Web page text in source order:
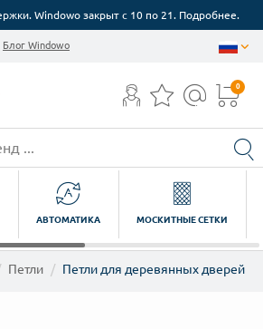
Windowo закрыт с 10 по 21. Подробнее.
Блог Windowo
0
АВТОМАТИКА МОСКИТНЫЕ СЕТКИ
Петли Петли для деревянных дверей